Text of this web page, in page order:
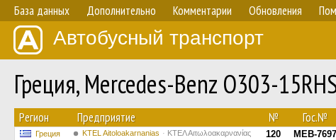
База данных Дополнительно Комментарии Обновления
Автобусный транспорт
Греция, Mercedes-Benz O303-
Регион Предприятие № Гос.№
Греция KTEL Aitoloakarnanias ΚΤΕΛ Αιτωλοακαρνανίας 120 MEB-7697